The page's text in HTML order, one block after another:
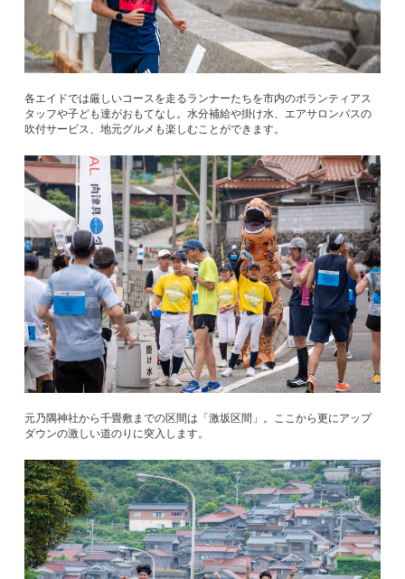
各エイドでは厳しいコースを走るランナーたちを市内のボランティアス
タッフや子ども達がおもてなし。水分補給や掛け水、エアサロンパスの
吹付サービス、地元グルメも楽しむことができます。
元乃隅神社から千畳敷までの区間は「激坂区間」。ここから更にアップ
ダウンの激しい道のりに突入します。